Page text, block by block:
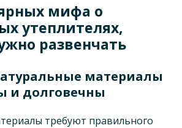
мифа о
утеплителях,
развенчать
материалы
и долговечны
требуют правильного